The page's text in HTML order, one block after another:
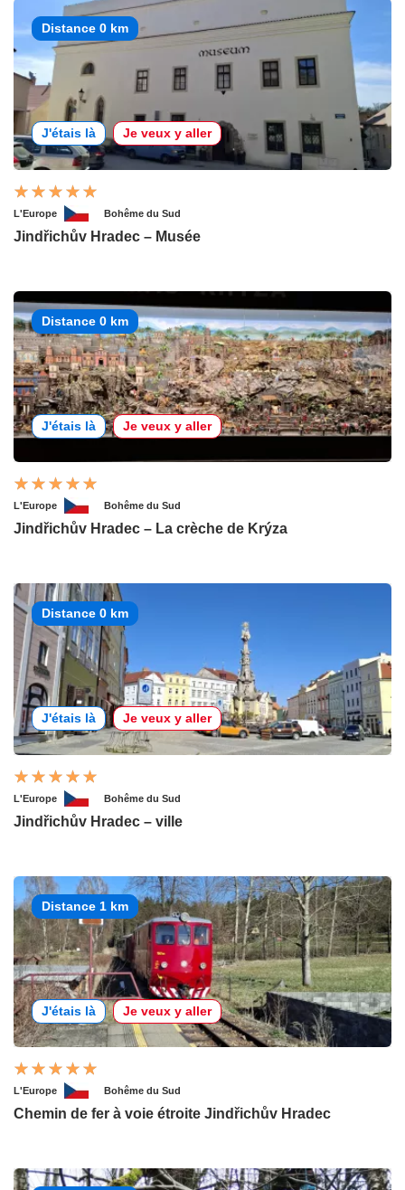
Distance 0 km
J'étais là Je veux y aller
L'Europe Bohême du Sud
Jindřichův Hradec – Musée
Distance 0 km
J'étais là Je veux y aller
L'Europe Bohême du Sud
Jindřichův Hradec – La crèche de Krýza
Distance 0 km
J'étais là Je veux y aller
L'Europe Bohême du Sud
Jindřichův Hradec – ville
Distance 1 km
J'étais là Je veux y aller
L'Europe Bohême du Sud
Chemin de fer à voie étroite Jindřichův Hradec